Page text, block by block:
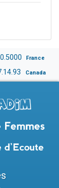
France
Canada